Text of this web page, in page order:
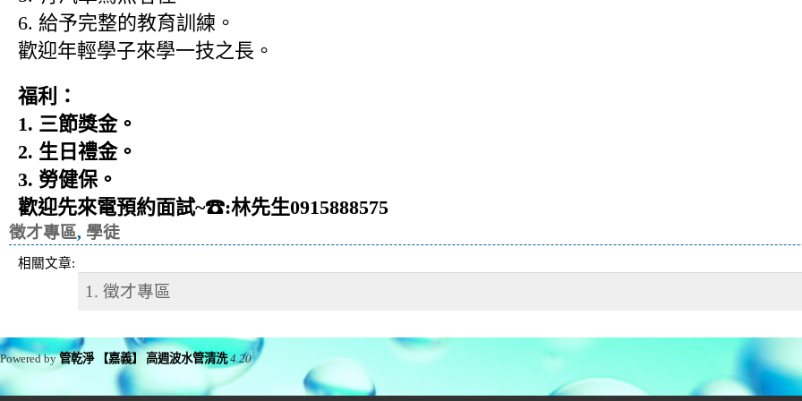
6. 給予完整的教育訓練。
歡迎年輕學子來學一技之長。
福利：
1. 三節獎金。
2. 生日禮金。
3. 勞健保。
歡迎先來電預約面試~☎:林先生0915888575
徵才專區, 學徒
相關文章:
1. 徵才專區
Powered by管乾淨 【嘉義】 高週波水管清洗 4.20